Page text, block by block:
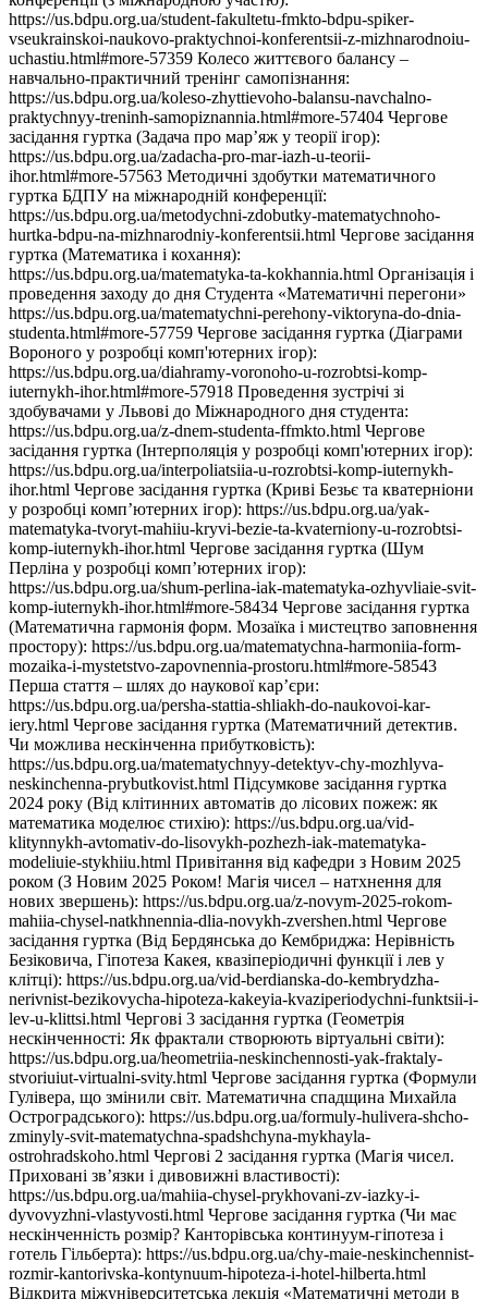
https://us.bdpu.org.ua/student-fakultetu-fmkto-bdpu-spiker-
vseukrainskoi-naukovo-praktychnoi-konferentsii-z-mizhnarodnoiu-
uchastiu.html#more-57359 Колесо життєвого балансу –
навчально-практичний тренінг самопізнання:
https://us.bdpu.org.ua/koleso-zhyttievoho-balansu-navchalno-
praktychnyy-treninh-samopiznannia.html#more-57404 Чергове
засідання гуртка (Задача про мар’яж у теорії ігор):
https://us.bdpu.org.ua/zadacha-pro-mar-iazh-u-teorii-
ihor.html#more-57563 Методичні здобутки математичного
гуртка БДПУ на міжнародній конференції:
https://us.bdpu.org.ua/metodychni-zdobutky-matematychnoho-
hurtka-bdpu-na-mizhnarodniy-konferentsii.html Чергове засідання
гуртка (Математика і кохання):
https://us.bdpu.org.ua/matematyka-ta-kokhannia.html Організація і
проведення заходу до дня Студента «Математичні перегони»
https://us.bdpu.org.ua/matematychni-perehony-viktoryna-do-dnia-
studenta.html#more-57759 Чергове засідання гуртка (Діаграми
Вороного у розробці комп'ютерних ігор):
https://us.bdpu.org.ua/diahramy-voronoho-u-rozrobtsi-komp-
iuternykh-ihor.html#more-57918 Проведення зустрічі зі
здобувачами у Львові до Міжнародного дня студента:
https://us.bdpu.org.ua/z-dnem-studenta-ffmkto.html Чергове
засідання гуртка (Інтерполяція у розробці комп'ютерних ігор):
https://us.bdpu.org.ua/interpoliatsiia-u-rozrobtsi-komp-iuternykh-
ihor.html Чергове засідання гуртка (Криві Безьє та кватерніони
у розробці комп’ютерних ігор): https://us.bdpu.org.ua/yak-
matematyka-tvoryt-mahiiu-kryvi-bezie-ta-kvaterniony-u-rozrobtsi-
komp-iuternykh-ihor.html Чергове засідання гуртка (Шум
Перліна у розробці комп’ютерних ігор):
https://us.bdpu.org.ua/shum-perlina-iak-matematyka-ozhyvliaie-svit-
komp-iuternykh-ihor.html#more-58434 Чергове засідання гуртка
(Математична гармонія форм. Мозаїка і мистецтво заповнення
простору): https://us.bdpu.org.ua/matematychna-harmoniia-form-
mozaika-i-mystetstvo-zapovnennia-prostoru.html#more-58543
Перша стаття – шлях до наукової кар’єри:
https://us.bdpu.org.ua/persha-stattia-shliakh-do-naukovoi-kar-
iery.html Чергове засідання гуртка (Математичний детектив.
Чи можлива нескінченна прибутковість):
https://us.bdpu.org.ua/matematychnyy-detektyv-chy-mozhlyva-
neskinchenna-prybutkovist.html Підсумкове засідання гуртка
2024 року (Від клітинних автоматів до лісових пожеж: як
математика моделює стихію): https://us.bdpu.org.ua/vid-
klitynnykh-avtomativ-do-lisovykh-pozhezh-iak-matematyka-
modeliuie-stykhiiu.html Привітання від кафедри з Новим 2025
роком (З Новим 2025 Роком! Магія чисел – натхнення для
нових звершень): https://us.bdpu.org.ua/z-novym-2025-rokom-
mahiia-chysel-natkhnennia-dlia-novykh-zvershen.html Чергове
засідання гуртка (Від Бердянська до Кембриджа: Нерівність
Безіковича, Гіпотеза Какея, квазіперіодичні функції і лев у
клітці): https://us.bdpu.org.ua/vid-berdianska-do-kembrydzha-
nerivnist-bezikovycha-hipoteza-kakeyia-kvaziperiodychni-funktsii-i-
lev-u-klittsi.html Чергові 3 засідання гуртка (Геометрія
нескінченності: Як фрактали створюють віртуальні світи):
https://us.bdpu.org.ua/heometriia-neskinchennosti-yak-fraktaly-
stvoriuiut-virtualni-svity.html Чергове засідання гуртка (Формули
Гулівера, що змінили світ. Математична спадщина Михайла
Остроградського): https://us.bdpu.org.ua/formuly-hulivera-shcho-
zminyly-svit-matematychna-spadshchyna-mykhayla-
ostrohradskoho.html Чергові 2 засідання гуртка (Магія чисел.
Приховані зв’язки і дивовижні властивості):
https://us.bdpu.org.ua/mahiia-chysel-prykhovani-zv-iazky-i-
dyvovyzhni-vlastyvosti.html Чергове засідання гуртка (Чи має
нескінченність розмір? Канторівська континуум-гіпотеза і
готель Гільберта): https://us.bdpu.org.ua/chy-maie-neskinchennist-
rozmir-kantorivska-kontynuum-hipoteza-i-hotel-hilberta.html
Відкрита міжуніверситетська лекція «Математичні методи в